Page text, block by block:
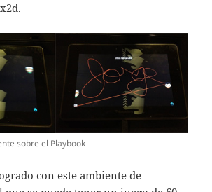
sobre el Playbook
con este ambiente de